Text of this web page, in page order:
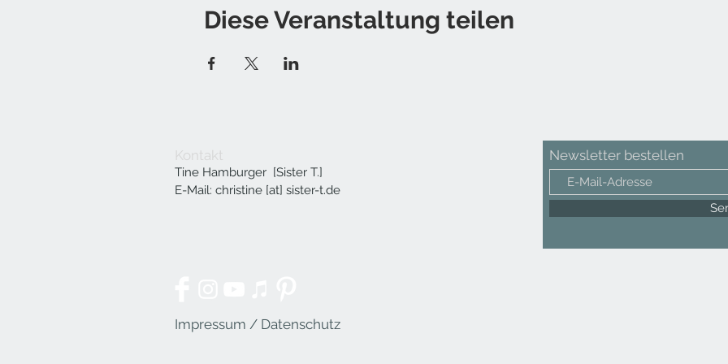
Diese Veranstaltung teilen
Kontakt
Tine Hamburger [Sister T.]
E-Mail: christine [at] sister-t.de
Newsletter bestellen
Impressum / Datenschutz